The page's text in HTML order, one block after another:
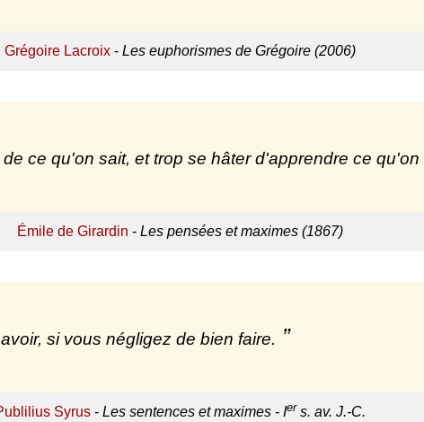
Grégoire Lacroix - Les euphorismes de Grégoire (2006)
ce qu'on sait, et trop se hâter d'apprendre ce qu'on
Émile de Girardin - Les pensées et maximes (1867)
si vous négligez de bien faire.
Syrus - Les sentences et maximes - Ier s. av. J.-C.